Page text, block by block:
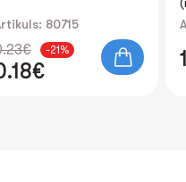
Artikuls: 91154
1.13€